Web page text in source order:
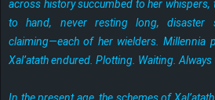
across history succumbed to her
to hand, never resting long, disaster
claiming—each of her wielders. Millennia
Xal’atath endured. Plotting. Waiting. Always
In the present age, the schemes of